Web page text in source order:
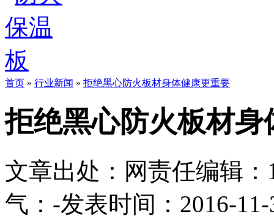
首页 » 行业新闻 » 拒绝黑心防火板材身体健康更重要
拒绝黑心防火板材身
文章出处： 网责任编辑：
气： -发表时间：2016-